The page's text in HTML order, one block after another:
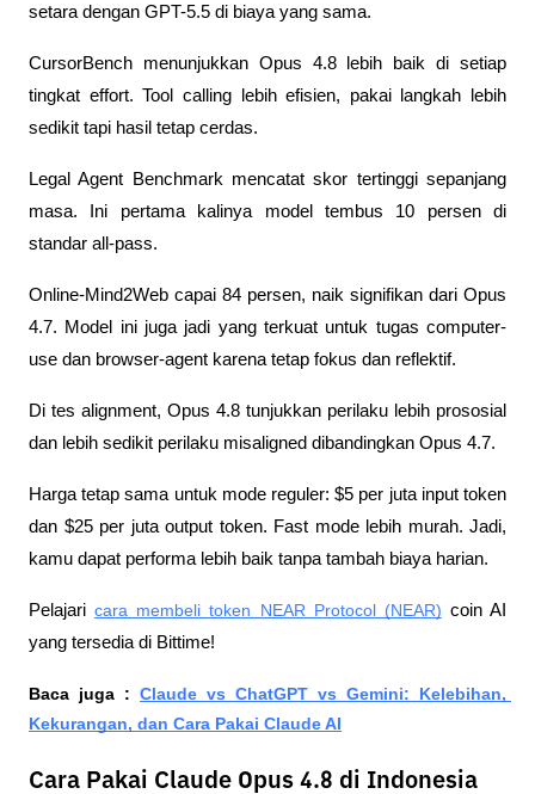
setara dengan GPT-5.5 di biaya yang sama.
CursorBench menunjukkan Opus 4.8 lebih baik di setiap
tingkat effort. Tool calling lebih efisien, pakai langkah lebih
sedikit tapi hasil tetap cerdas.
Legal Agent Benchmark mencatat skor tertinggi sepanjang
masa. Ini pertama kalinya model tembus 10 persen di
standar all-pass.
Online-Mind2Web capai 84 persen, naik signifikan dari Opus
4.7. Model ini juga jadi yang terkuat untuk tugas computer-
use dan browser-agent karena tetap fokus dan reflektif.
Di tes alignment, Opus 4.8 tunjukkan perilaku lebih prososial
dan lebih sedikit perilaku misaligned dibandingkan Opus 4.7.
Harga tetap sama untuk mode reguler: $5 per juta input token
dan $25 per juta output token. Fast mode lebih murah. Jadi,
kamu dapat performa lebih baik tanpa tambah biaya harian.
Pelajari cara membeli token NEAR Protocol (NEAR) coin AI
yang tersedia di Bittime!
Baca juga : Claude vs ChatGPT vs Gemini: Kelebihan,
Kekurangan, dan Cara Pakai Claude AI
Cara Pakai Claude Opus 4.8 di Indonesia